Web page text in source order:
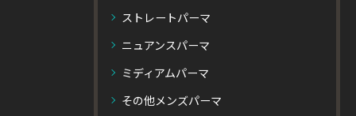
ストレートパーマ
ニュアンスパーマ
ミディアムパーマ
その他メンズパーマ